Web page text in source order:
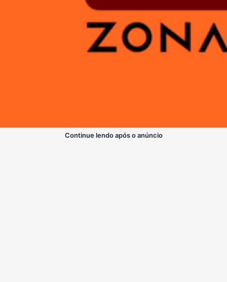
Continue lendo após o anúncio